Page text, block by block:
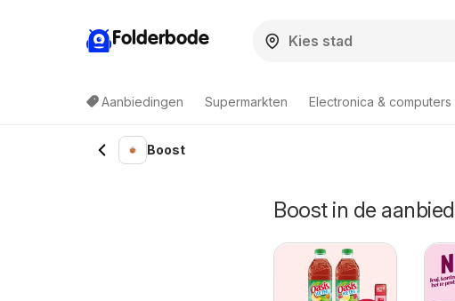
Folderbode
Aanbiedingen Supermarkten Electronica & computers
Boost
Boost in de